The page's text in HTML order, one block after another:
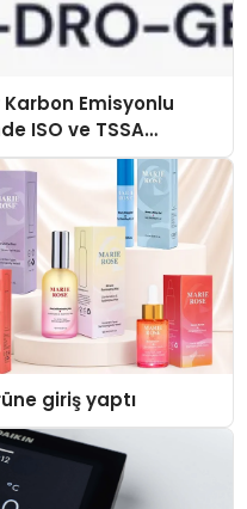
Karbon Emisyonlu
ISO ve TSSA
giriş yaptı